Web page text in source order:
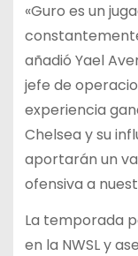
«Guro es un
añadió Yael
jefe de
experiencia
Chelsea y su
aportarán un
ofensiva a
La temporada
en la NWSL y